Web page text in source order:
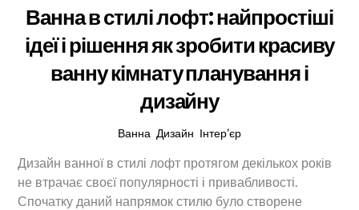
Ванна в стилі лофт: найпростіші
ідеї і рішення як зробити красиву
ванну кімнату планування і
дизайну
Ванна Дизайн Інтер’єр
Дизайн ванної в стилі лофт протягом декількох років
не втрачає своєї популярності і привабливості.
Спочатку даний напрямок стилю було створене